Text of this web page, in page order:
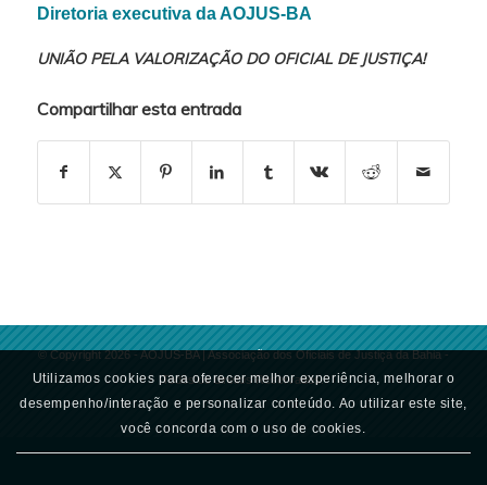
Diretoria executiva da AOJUS-BA
UNIÃO PELA VALORIZAÇÃO DO OFICIAL DE JUSTIÇA!
Compartilhar esta entrada
© Copyright 2026 - AOJUS-BA | Associação dos Oficiais de Justiça da Bahia -
Todos os direitos Reservados.
Utilizamos cookies para oferecer melhor experiência, melhorar o
desempenho/interação e personalizar conteúdo. Ao utilizar este site,
você concorda com o uso de cookies.